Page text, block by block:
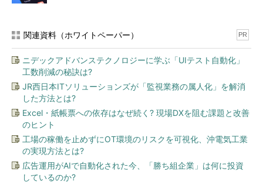
関連資料（ホワイトペーパー） PR
ニデックアドバンステクノロジーに学ぶ「UIテスト自動化」
工数削減の秘訣は?
JR西日本ITソリューションズが「監視業務の属人化」を解消
した方法とは?
Excel・紙帳票への依存はなぜ続く? 現場DXを阻む課題と改善
のヒント
工場の稼働を止めずにOT環境のリスクを可視化、沖電気工業
の実現方法とは?
広告運用がAIで自動化された今、「勝ち組企業」は何に投資
しているのか?